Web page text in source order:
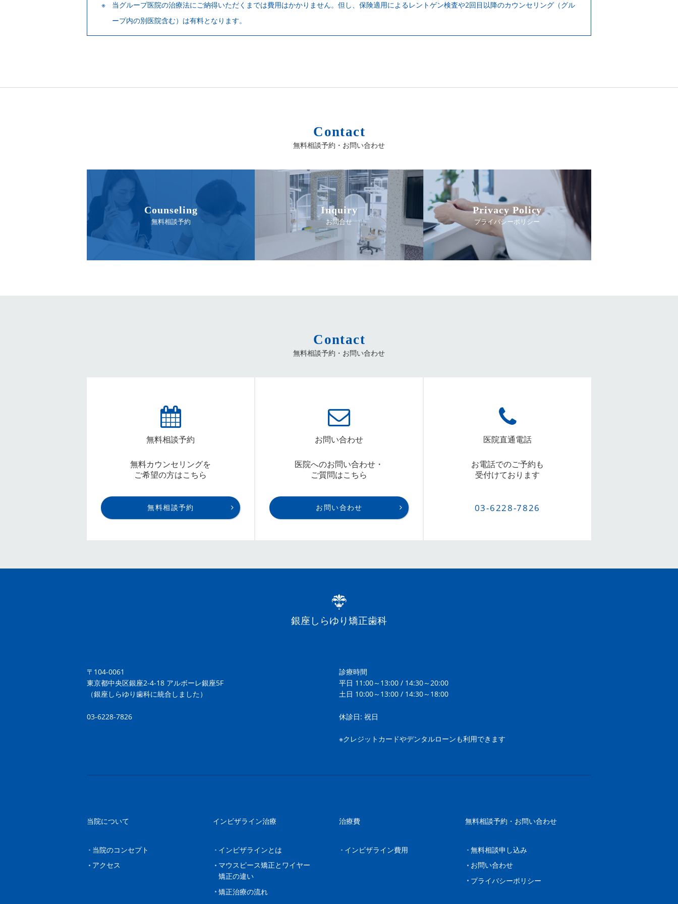
当グループ医院の治療法にご納得いただくまでは費用はかかりません。但し、保険適用によるレントゲン検査や2回目以降のカウンセリング（グル
ープ内の別医院含む）は有料となります。
Contact
無料相談予約・お問い合わせ
Counseling
無料相談予約
Inquiry
お問合せ
Privacy Policy
プライバシーポリシー
Contact
無料相談予約・お問い合わせ
無料相談予約
無料カウンセリングを
ご希望の方はこちら
無料相談予約
お問い合わせ
医院へのお問い合わせ・
ご質問はこちら
お問い合わせ
医院直通電話
お電話でのご予約も
受付けております
03-6228-7826
銀座しらゆり矯正歯科
〒104-0061
東京都中央区銀座2-4-18 アルボーレ銀座5F
（銀座しらゆり歯科に統合しました）
03-6228-7826
診療時間
平日 11:00～13:00 / 14:30～20:00
土日 10:00～13:00 / 14:30～18:00
休診日: 祝日
※クレジットカードやデンタルローンも利用できます
当院について
当院のコンセプト
アクセス
インビザライン治療
インビザラインとは
マウスピース矯正とワイヤー
矯正の違い
矯正治療の流れ
治療費
インビザライン費用
無料相談予約・お問い合わせ
無料相談申し込み
お問い合わせ
プライバシーポリシー